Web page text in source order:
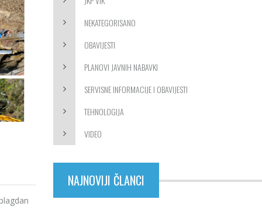
NEKATEGORISANO
OBAVIJESTI
PLANOVI JAVNIH NABAVKI
SERVISNE INFORMACIJE I OBAVIJESTI
TEHNOLOGIJA
VIDEO
NAJNOVIJI ČLANCI